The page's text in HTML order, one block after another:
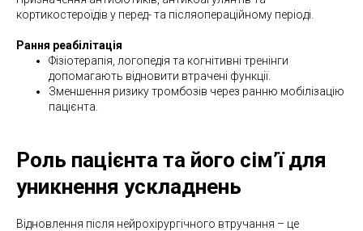
кортикостероїдів у перед- та післяопераційному періоді.
Рання реабілітація
Фізіотерапія, логопедія та когнітивні тренінги
допомагають відновити втрачені функції.
Зменшення ризику тромбозів через ранню мобілізацію
пацієнта.
Роль пацієнта та його сім’ї для
уникнення ускладнень
Відновлення після нейрохірургічного втручання – це